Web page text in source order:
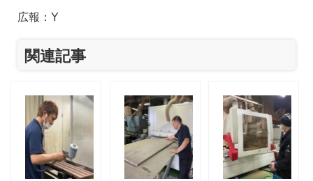
広報：Y
関連記事